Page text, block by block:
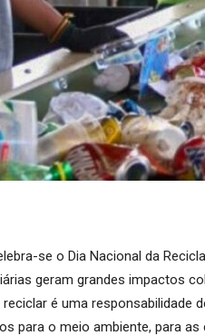
se o Dia Nacional da
geram grandes impactos
é uma responsabilidade
para o meio ambiente, para